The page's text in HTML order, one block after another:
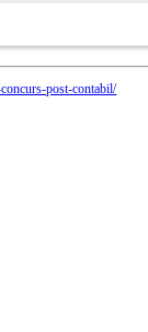
post-contabil/